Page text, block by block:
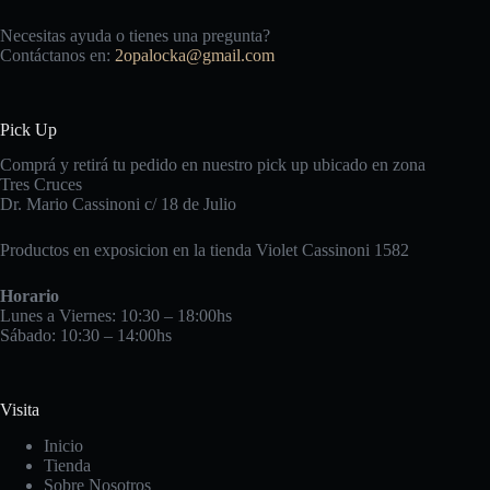
Necesitas ayuda o tienes una pregunta?
Contáctanos en: 2opalocka@gmail.com
Pick Up
Comprá y retirá tu pedido en nuestro pick up ubicado en zona
Tres Cruces
Dr. Mario Cassinoni c/ 18 de Julio
Productos en exposicion en la tienda Violet Cassinoni 1582
Horario
Lunes a Viernes: 10:30 – 18:00hs
Sábado: 10:30 – 14:00hs
Visita
Inicio
Tienda
Sobre Nosotros